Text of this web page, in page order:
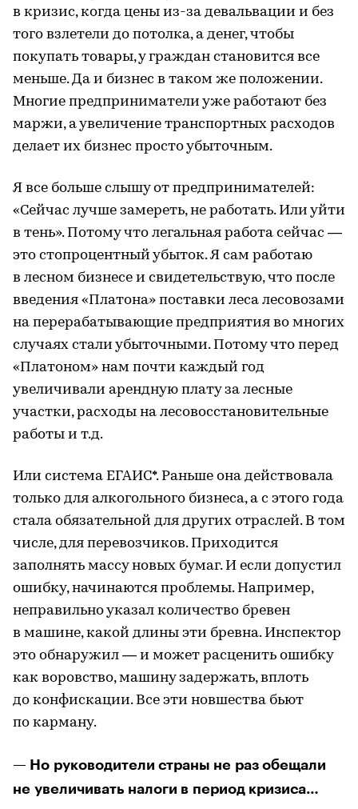
в кризис, когда цены из-за девальвации и без
того взлетели до потолка, а денег, чтобы
покупать товары, у граждан становится все
меньше. Да и бизнес в таком же положении.
Многие предприниматели уже работают без
маржи, а увеличение транспортных расходов
делает их бизнес просто убыточным.
Я все больше слышу от предпринимателей:
«Сейчас лучше замереть, не работать. Или уйти
в тень». Потому что легальная работа сейчас —
это стопроцентный убыток. Я сам работаю
в лесном бизнесе и свидетельствую, что после
введения «Платона» поставки леса лесовозами
на перерабатывающие предприятия во многих
случаях стали убыточными. Потому что перед
«Платоном» нам почти каждый год
увеличивали арендную плату за лесные
участки, расходы на лесовосстановительные
работы и т.д.
Или система ЕГАИС*. Раньше она действовала
только для алкогольного бизнеса, а с этого года
стала обязательной для других отраслей. В том
числе, для перевозчиков. Приходится
заполнять массу новых бумаг. И если допустил
ошибку, начинаются проблемы. Например,
неправильно указал количество бревен
в машине, какой длины эти бревна. Инспектор
это обнаружил — и может расценить ошибку
как воровство, машину задержать, вплоть
до конфискации. Все эти новшества бьют
по карману.
— Но руководители страны не раз обещали
не увеличивать налоги в период кризиса…